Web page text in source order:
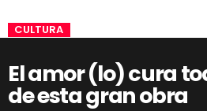
CULTURA
El amor (lo) cura
de esta gran obra